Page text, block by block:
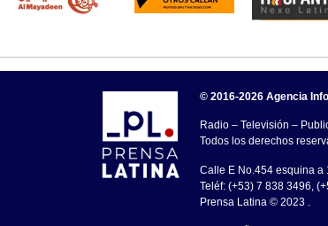
© 2016-2026 Agencia
Radio – Televisión –
Todos los derechos
Calle E No.454 esquina a
Teléf: (+53) 7 838 3496,
Prensa Latina © 2023 .